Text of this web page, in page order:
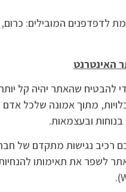
לדפדפנים המובילים: כרום,
האינטרנט
להבטיח שהאתר יהיה קל
מתוך אמונה שלכל
בנוחות ובעצמאות.
לשפר את תאימותו